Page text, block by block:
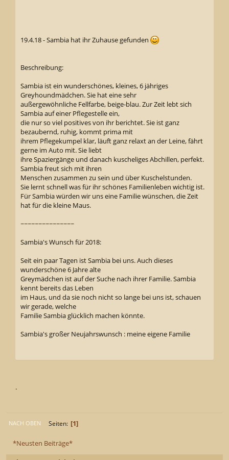
*Neusten Beiträge*
19.4.18 - Sambia hat ihr Zuhause gefunden
Beschreibung:
Sambia ist ein wunderschönes, kleines, 6 jähriges
Greyhoundmädchen. Sie hat eine sehr
außergewöhnliche Fellfarbe, beige-blau. Zur Zeit lebt sich
Sambia auf einer Pflegestelle ein,
die nur so viel positives von ihr berichtet. Sie ist ganz
bezaubernd, ruhig, kommt prima mit
ihrem Pflegekumpel klar, läuft ganz relaxt an der Leine, fährt
gerne im Auto mit. Sie liebt
ihre Spaziergänge und danach kuscheliges Abchillen, perfekt.
Sambia freut sich mit ihren
Menschen zusammen zu sein und über Kuschelstunden.
Sie lernt schnell was für ihr schönes Familienleben wichtig ist.
Für Sambia würden wir uns eine Familie wünschen, die Zeit
hat für die kleine Maus.
~~~~~~~~~~~~~~~
Sambia's Wunsch für 2018:
Seit ein paar Tagen ist Sambia bei uns. Auch dieses
wunderschöne 6 Jahre alte
Greymädchen ist auf der Suche nach ihrer Familie. Sambia
kennt bereits das Leben
im Haus, und da sie noch nicht so lange bei uns ist, schauen
wir gerade, welche
Familie Sambia glücklich machen könnte.
Sambia's großer Neujahrswunsch : meine eigene Familie
.
NACH OBEN Seiten 1